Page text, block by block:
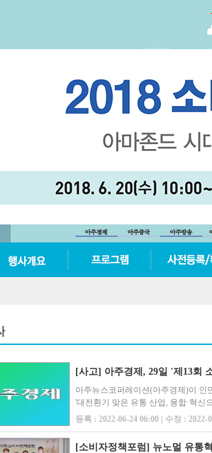
[사고] 아주경제, 29일 '제13회
아주뉴스코퍼레이션(아주경제)이 인
'대전환기 맞은 유통 산업, 융합·혁신
가져올 유통 산업의 패러다임 변화
등록 : 2022-06-24 06:00 | 수정 : 2022-
​[소비자정책포럼] 뉴노멀 유통